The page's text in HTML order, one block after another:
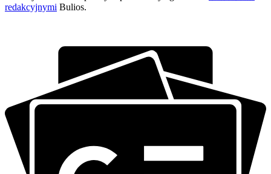
redakcyjnymi Bulios.